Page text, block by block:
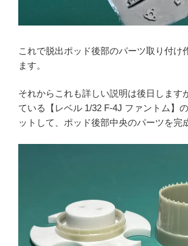
これで脱出ポッド後部のパーツ取り付け
ます。
それからこれも詳しい説明は後日します
ている【レベル 1/32 F-4J ファントム】
ットして、ポッド後部中央のパーツを完